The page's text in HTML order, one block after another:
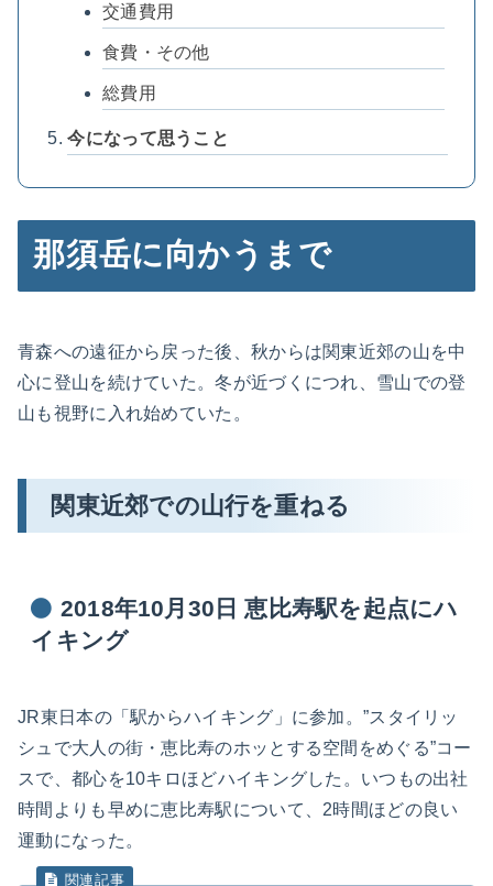
交通費用
食費・その他
総費用
今になって思うこと
那須岳に向かうまで
青森への遠征から戻った後、秋からは関東近郊の山を中
心に登山を続けていた。冬が近づくにつれ、雪山での登
山も視野に入れ始めていた。
関東近郊での山行を重ねる
2018年10月30日 恵比寿駅を起点にハ
イキング
JR東日本の「駅からハイキング」に参加。”スタイリッ
シュで大人の街・恵比寿のホッとする空間をめぐる”コー
スで、都心を10キロほどハイキングした。いつもの出社
時間よりも早めに恵比寿駅について、2時間ほどの良い
運動になった。